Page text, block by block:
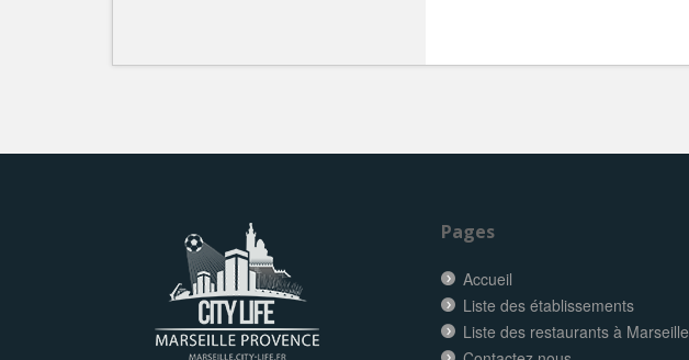
Pages
Accueil
Liste des établissements
Liste des restaurants à Marseille